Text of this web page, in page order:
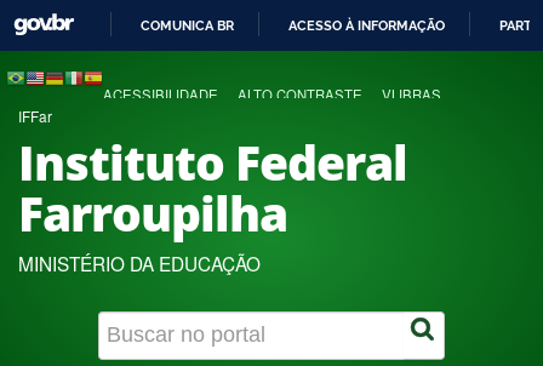
COMUNICA BR ACESSO À INFORMAÇÃO
ACESSIBILIDADE ALTO CONTRASTE VLIBRAS
IFFar
Instituto Federal
Farroupilha
MINISTÉRIO DA EDUCAÇÃO